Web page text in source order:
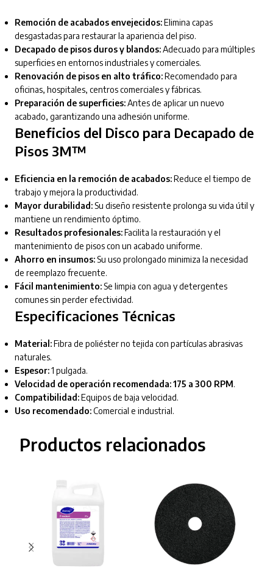
Remoción de acabados envejecidos:Elimina capas
desgastadas para restaurar la apariencia del piso.
Decapado de pisos duros y blandos:Adecuado para múltiples
superficies en entornos industriales y comerciales.
Renovación de pisos en alto tráfico:Recomendado para
oficinas, hospitales, centros comerciales y fábricas.
Preparación de superficies:Antes de aplicar un nuevo
acabado, garantizando una adhesión uniforme.
Beneficios del Disco para Decapado de
Pisos 3M™
Eficiencia en la remoción de acabados:Reduce el tiempo de
trabajo y mejora la productividad.
Mayor durabilidad:Su diseño resistente prolonga su vida útil y
mantiene un rendimiento óptimo.
Resultados profesionales:Facilita la restauración y el
mantenimiento de pisos con un acabado uniforme.
Ahorro en insumos:Su uso prolongado minimiza la necesidad
de reemplazo frecuente.
Fácil mantenimiento:Se limpia con agua y detergentes
comunes sin perder efectividad.
Especificaciones Técnicas
Material:Fibra de poliéster no tejida con partículas abrasivas
naturales.
Espesor:1 pulgada.
Velocidad de operación recomendada:175 a 300 RPM.
Compatibilidad:Equipos de baja velocidad.
Uso recomendado:Comercial e industrial.
Productos relacionados